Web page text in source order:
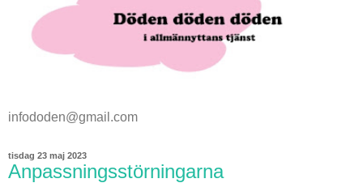
infododen@gmail.com
tisdag 23 maj 2023
Anpassningsstörningarna